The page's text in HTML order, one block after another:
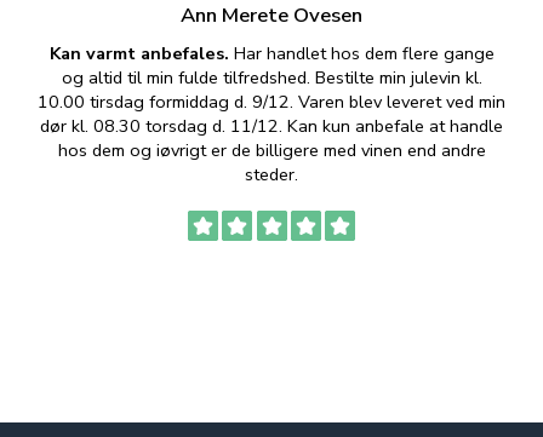
Ann Merete Ovesen
Kan varmt anbefales. Har handlet hos dem flere gange
og altid til min fulde tilfredshed. Bestilte min julevin kl.
10.00 tirsdag formiddag d. 9/12. Varen blev leveret ved min
dør kl. 08.30 torsdag d. 11/12. Kan kun anbefale at handle
hos dem og iøvrigt er de billigere med vinen end andre
steder.